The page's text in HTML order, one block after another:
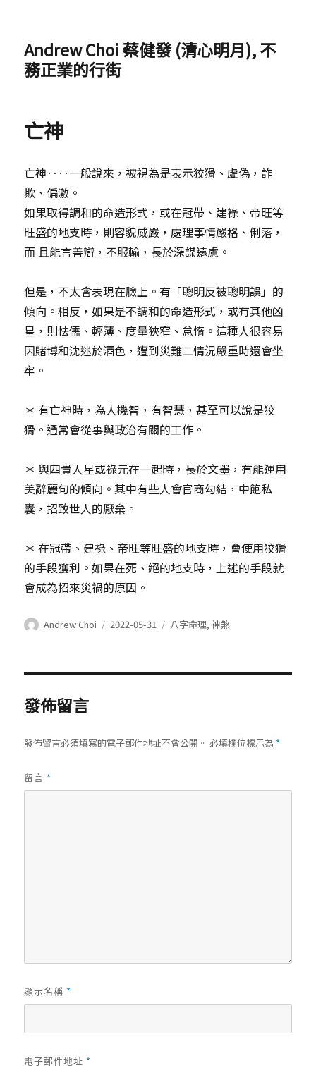
Andrew Choi 蔡健發 (清心明月), 不
務正業的行街
亡神
亡神‥‥一般說來，被視為是表示狡猾、虛偽，詐
欺、偏激。
如果取得調和的命造形式，或在冠帶、建祿、帝旺等
旺盛的地支時，則容貌威嚴，處理事情嚴格、俐落，
而 且能言善辯，不服輸，長於深謀遠慮。
但是，不太會表現在臉上。有「聰明反被聰明誤」的
傾向。相反，如果是不調和的命造形式，或有其他凶
星，則怯儒、輕薄、度量狹窄、怠惰。這種人很容易
因賭博和沈迷於酒色，遭到災難二情況嚴重時還會坐
牢。
＊ 有亡神時，為人機智，有智慧，甚至可以說是狡
猾。通常會從事與政治有關的工作。
＊ 與四貴人星或祿元在一起時，長於文墨，有能運用
美辭麗句的傾向。其中有些人會官商勾結，中飽私
囊，招致世人的厭棄。
＊ 在冠帶、建祿、帝旺等旺盛的地支時，會使用狡猾
的手段獲利。如果在死、絕的地支時，上述的手段就
會成為招來災禍的原因。
作
Andrew Choi
發
2022-05-31
分
八字命理,神煞
發佈留言
發佈留言必須填寫的電子郵件地址不會公開。 必填欄位標示為 *
留言 *
顯示名稱 *
電子郵件地址 *